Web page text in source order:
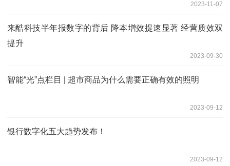
2023-11-07
来酷科技半年报数字的背后 降本增效提速显著 经营质效双
提升
2023-09-30
智能“光”点栏目 | 超市商品为什么需要正确有效的照明
2023-09-12
银行数字化五大趋势发布！
2023-09-12